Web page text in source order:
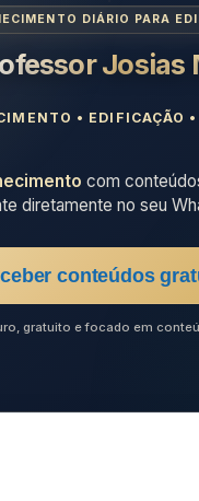
DIÁRIO PARA
Josias
• EDIFICAÇÃO
com
diretamente no seu
conteúdos
gratuito e focado em